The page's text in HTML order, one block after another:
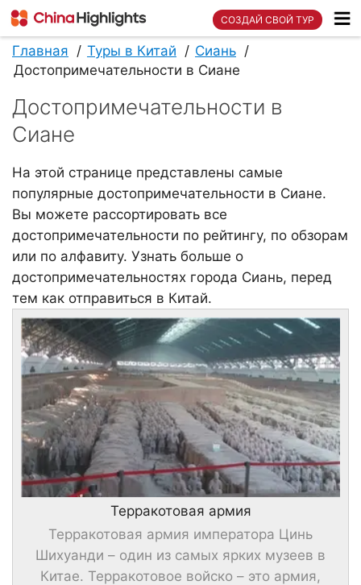
СОЗДАЙ СВОЙ ТУР
Главная Туры в Китай
Сиань
Достопримечательности в Сиане
Достопримечательности в
Сиане
На этой странице представлены самые
популярные достопримечательности в Сиане.
Вы можете рассортировать все
достопримечательности по рейтингу, по обзорам
или по алфавиту. Узнать больше о
достопримечательностях города Сиань, перед
тем как отправиться в Китай.
Терракотовая армия
Терракотовая армия императора Цинь
Шихуанди – один из самых ярких музеев в
Китае. Терракотовое войско – это армия,